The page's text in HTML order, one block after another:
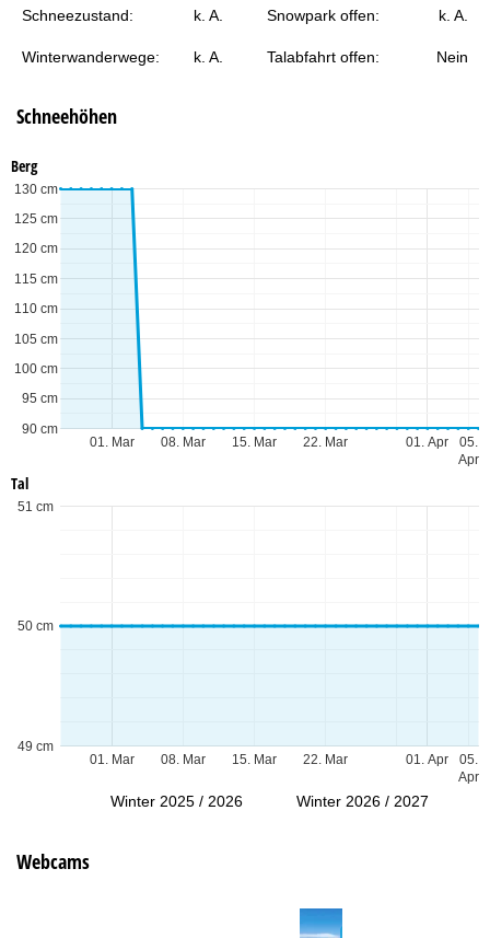
Schneezustand: k. A. Snowpark offen: k. A.
Winterwanderwege: k. A. Talabfahrt offen: Nein
Schneehöhen
Berg
01. Mar 01. Apr
08. Mar 15. Mar 22. Mar
05.
Apr
90 cm
95 cm
100 cm
105 cm
110 cm
115 cm
120 cm
125 cm
130 cm
Tal
01. Mar 01. Apr
08. Mar 15. Mar 22. Mar
05.
Apr
49 cm
50 cm
51 cm
Winter 2025 / 2026 Winter 2026 / 2027
Webcams